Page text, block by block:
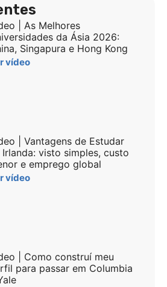
| As Melhores
da Ásia 2026:
Singapura e Hong Kong
vídeo
| Vantagens de Estudar
Irlanda: visto simples, custo
e emprego global
vídeo
| Como construí meu
para passar em Columbia